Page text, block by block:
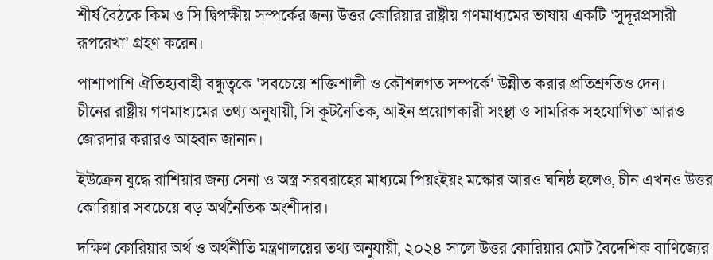
শীর্ষ বৈঠকে কিম ও সি দ্বিপক্ষীয় সম্পর্কের জন্য উত্তর কোরিয়ার রাষ্ট্রীয় গণমাধ্যমের ভাষায় একটি ‘সুদূরপ্রসারী
রূপরেখা’ গ্রহণ করেন।
পাশাপাশি ঐতিহ্যবাহী বন্ধুত্বকে ‘সবচেয়ে শক্তিশালী ও কৌশলগত সম্পর্কে’ উন্নীত করার প্রতিশ্রুতিও দেন।
চীনের রাষ্ট্রীয় গণমাধ্যমের তথ্য অনুযায়ী, সি কূটনৈতিক, আইন প্রয়োগকারী সংস্থা ও সামরিক সহযোগিতা আরও
জোরদার করারও আহ্বান জানান।
ইউক্রেন যুদ্ধে রাশিয়ার জন্য সেনা ও অস্ত্র সরবরাহের মাধ্যমে পিয়ংইয়ং মস্কোর আরও ঘনিষ্ঠ হলেও, চীন এখনও উত্তর
কোরিয়ার সবচেয়ে বড় অর্থনৈতিক অংশীদার।
দক্ষিণ কোরিয়ার অর্থ ও অর্থনীতি মন্ত্রণালয়ের তথ্য অনুযায়ী, ২০২৪ সালে উত্তর কোরিয়ার মোট বৈদেশিক বাণিজ্যের